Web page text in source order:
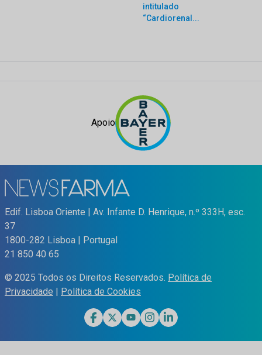
intitulado
“Cardiorenal...
Apoio
Edif. Lisboa Oriente | Av. Infante D. Henrique, n.º 333H, esc.
37
1800-282 Lisboa | Portugal
21 850 40 65
© 2025 Todos os Direitos Reservados. Política de
Privacidade | Política de Cookies